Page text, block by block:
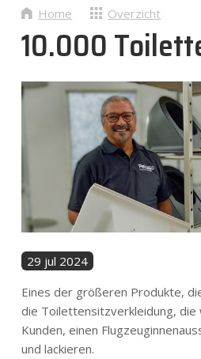
Nieuws
Home Overzicht
10.000
29 jul 2024
Eines der größeren Produkte,
die Toilettensitzverkleidung, die
Kunden, einen
und lackieren.